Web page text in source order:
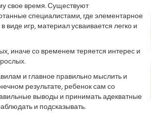
свое время. Существуют
специалистами, где элементарное
виде игр, материал усваивается легко и
иначе со временем теряется интерес и
и главное правильно мыслить и
результате, ребенок сам со
выводы и принимать адекватные
и подсказывать.